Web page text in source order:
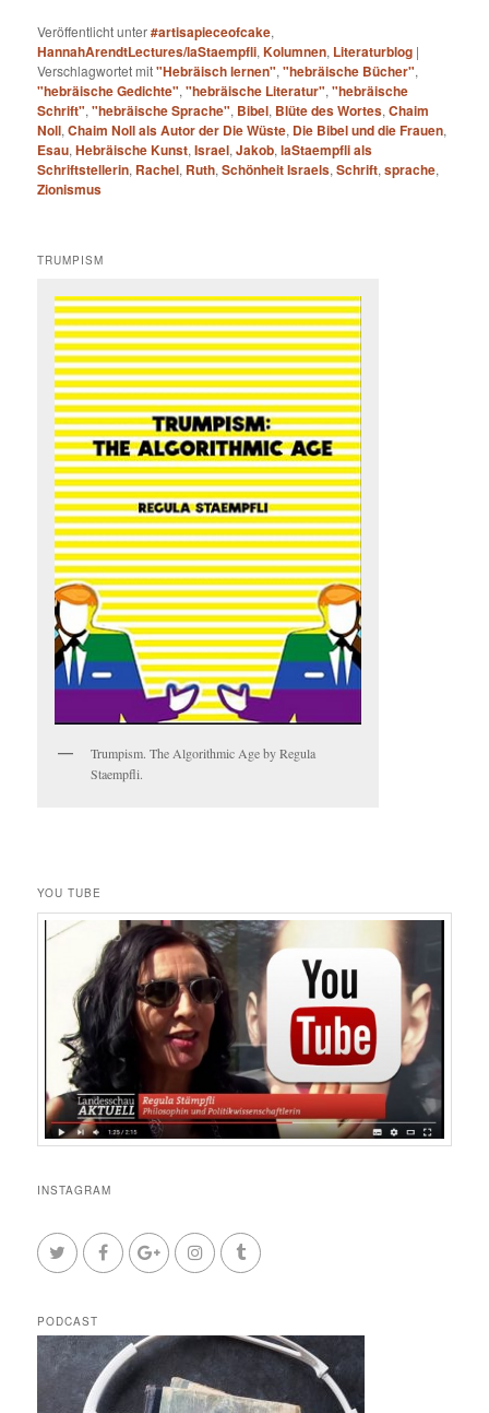
Veröffentlicht unter#artisapieceofcake,
HannahArendtLectures/laStaempfli,Kolumnen, Literaturblog |
Verschlagwortet mit"Hebräisch lernen","hebräische Bücher",
"hebräische Gedichte","hebräische Literatur","hebräische
Schrift","hebräische Sprache", Bibel, Blüte des Wortes,Chaim
Noll,Chaim Noll als Autor der Die Wüste, Die Bibel und die Frauen,
Esau,Hebräische Kunst,Israel,Jakob,laStaempfli als
Schriftstellerin, Rachel, Ruth,Schönheit Israels,Schrift,sprache,
Zionismus
TRUMPISM
Trumpism. The Algorithmic Age by Regula
Staempfli.
YOU TUBE
INSTAGRAM
PODCAST